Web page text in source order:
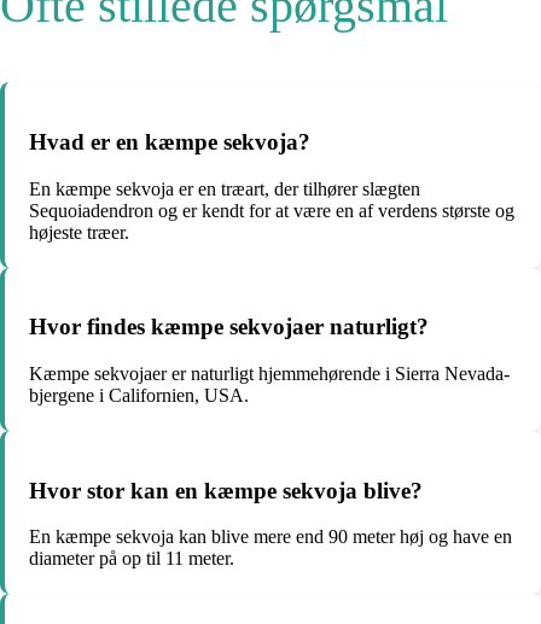
Hvad er en kæmpe sekvoja?
En kæmpe sekvoja er en træart, der tilhører slægten
Sequoiadendron og er kendt for at være en af verdens største og
højeste træer.
Hvor findes kæmpe sekvojaer naturligt?
Kæmpe sekvojaer er naturligt hjemmehørende i Sierra Nevada-
bjergene i Californien, USA.
Hvor stor kan en kæmpe sekvoja blive?
En kæmpe sekvoja kan blive mere end 90 meter høj og have en
diameter på op til 11 meter.